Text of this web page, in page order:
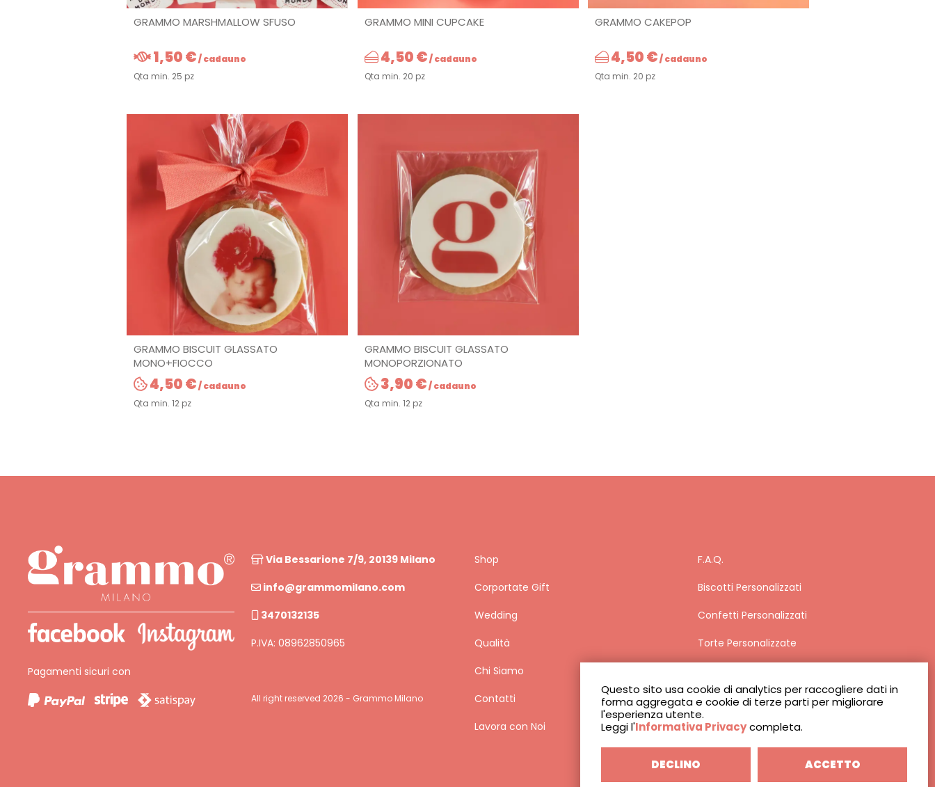
Questo sito usa cookie di analytics per raccogliere dati in
forma aggregata e cookie di terze parti per migliorare
l'esperienza utente.
Leggi l'Informativa Privacycompleta.
DECLINO ACCETTO
GRAMMO MARSHMALLOW SFUSO
1,50 €/ cadauno
Qta min. 25 pz
GRAMMO MINI CUPCAKE
4,50 €/ cadauno
Qta min. 20 pz
GRAMMO CAKEPOP
4,50 €/ cadauno
Qta min. 20 pz
GRAMMO BISCUIT GLASSATO
MONO+FIOCCO
4,50 €/ cadauno
Qta min. 12 pz
GRAMMO BISCUIT GLASSATO
MONOPORZIONATO
3,90 €/ cadauno
Qta min. 12 pz
Pagamenti sicuri con
Via Bessarione 7/9, 20139 Milano
info@grammomilano.com
3470132135
P.IVA: 08962850965
All right reserved 2026 - Grammo Milano
Shop
Corportate Gift
Wedding
Qualità
Chi Siamo
Contatti
Lavora con Noi
F.A.Q.
Biscotti Personalizzati
Confetti Personalizzati
Torte Personalizzate
Condizioni di Vendita
Carrello